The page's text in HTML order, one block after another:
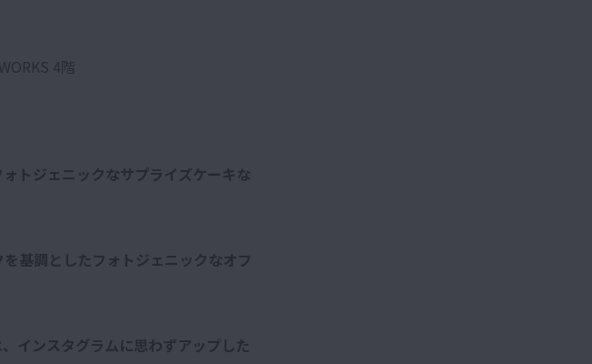
4階
トジェニックなサプライズケーキな
基調としたフォトジェニックなオフ
インスタグラムに思わずアップした